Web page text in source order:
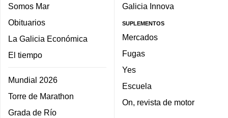
Somos Mar
Obituarios
La Galicia Económica
El tiempo
Mundial 2026
Torre de Marathon
Grada de Río
Galicia Innova
SUPLEMENTOS
Mercados
Fugas
Yes
Escuela
On, revista de motor